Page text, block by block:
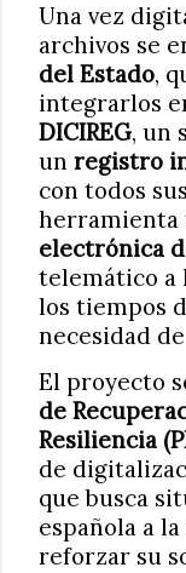
Una vez
archivos se
del Estado,
integrarlos
DICIREG, un
un registro
con todos
herramienta
electrónica
telemático a
los tiempos
necesidad
El proyecto
de
Resiliencia
de
que busca
española a
reforzar su